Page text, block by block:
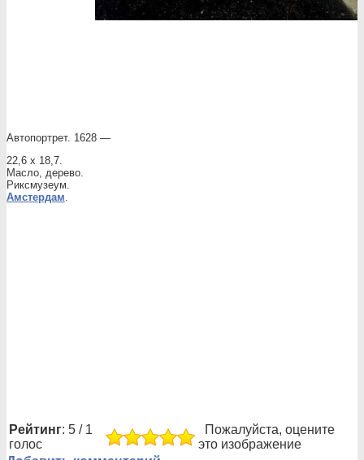
Автопортрет. 1628 —
22,6 x 18,7.
Масло, дерево.
Риксмузеум.
Амстердам.
Рейтинг: 5 / 1
голос
Пожалуйста, оцените
это изображение